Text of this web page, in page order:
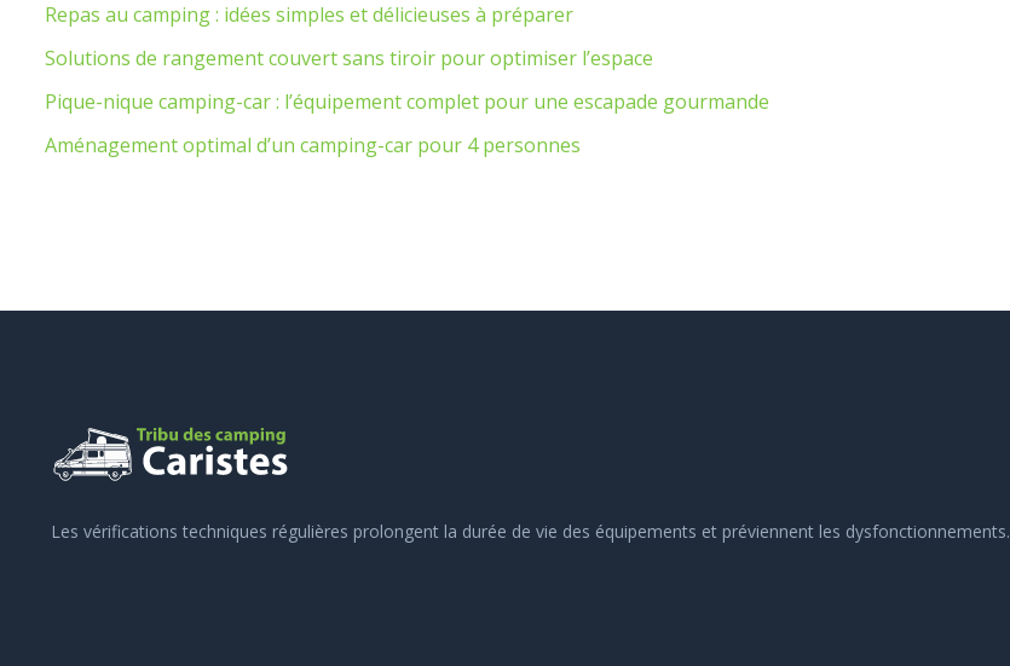
Repas au camping : idées simples et délicieuses à préparer
Solutions de rangement couvert sans tiroir pour optimiser l’espace
Pique-nique camping-car : l’équipement complet pour une escapade gourmande
Aménagement optimal d’un camping-car pour 4 personnes
Les vérifications techniques régulières prolongent la durée de vie des équipements et préviennent les dysfonctionnements.